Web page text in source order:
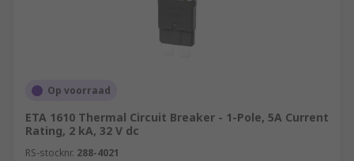
Op voorraad
ETA 1610 Thermal Circuit Breaker - 1-Pole, 5A Current
Rating, 2 kA, 32 V dc
RS-stocknr. 288-4021